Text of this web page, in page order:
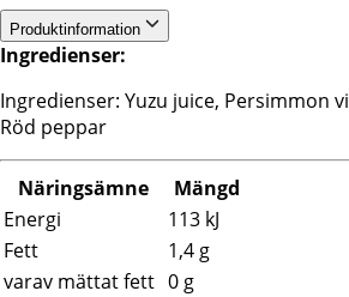
Produktinformation
Ingredienser:
Ingredienser: Yuzu juice, Persimmon
Röd peppar
Näringsämne
Mängd
Energi
113 kJ
Fett
1,4 g
varav mättat fett 0 g